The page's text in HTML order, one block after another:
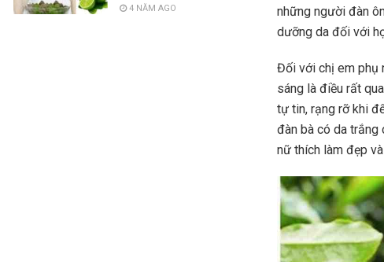
những người đàn
dưỡng da đối với
Đối với chị em phụ
sáng là điều rất
tự tin, rạng rỡ khi
đàn bà có da trắng
nữ thích làm đẹp
4 NĂM AGO